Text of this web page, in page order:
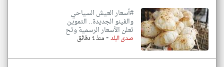
#أسعار العيش السياحي
والفينو الجديدة.. التموين
تعلن الأسعار الرسمية وتح
صدى البلد-منذ ٤ دقائق